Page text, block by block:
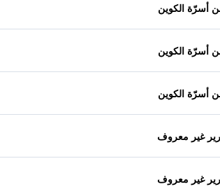
غير معروف
غير معروف